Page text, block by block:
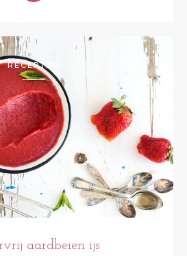
RECEPTEN
aardbeien ijs